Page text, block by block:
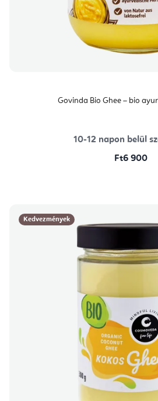
Govinda Bio Ghee – bio
10-12 napon belül
Ft6 900
Kedvezmények